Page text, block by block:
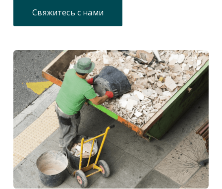
Свяжитесь с нами